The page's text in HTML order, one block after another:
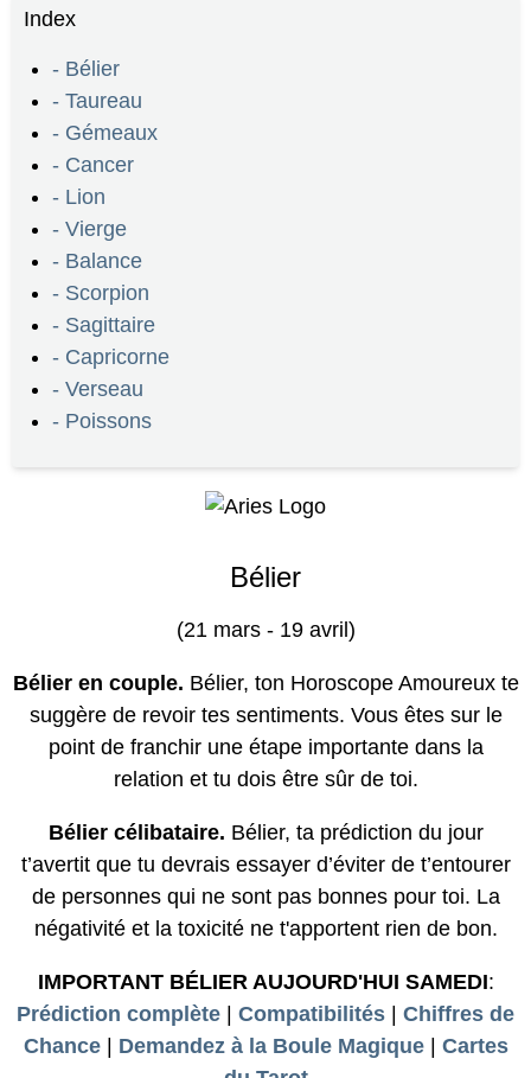
Index
- Bélier
- Taureau
- Gémeaux
- Cancer
- Lion
- Vierge
- Balance
- Scorpion
- Sagittaire
- Capricorne
- Verseau
- Poissons
Bélier
(21 mars - 19 avril)
Bélier en couple. Bélier, ton Horoscope Amoureux te
suggère de revoir tes sentiments. Vous êtes sur le
point de franchir une étape importante dans la
relation et tu dois être sûr de toi.
Bélier célibataire. Bélier, ta prédiction du jour
t’avertit que tu devrais essayer d’éviter de t’entourer
de personnes qui ne sont pas bonnes pour toi. La
négativité et la toxicité ne t'apportent rien de bon.
IMPORTANT BÉLIER AUJOURD'HUI SAMEDI:
Prédiction complète
Compatibilités
Chiffres de
Chance| Demandez à la Boule Magique| Cartes